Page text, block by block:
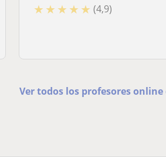
★ ★ ★ ★ ★ (4,9)
Ver todos los profesores online